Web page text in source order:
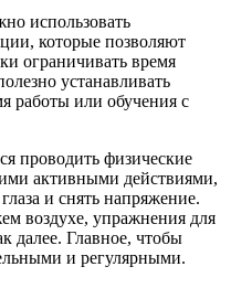
использовать
которые позволяют
ограничивать время
устанавливать
работы или обучения с
проводить физические
активными действиями,
и снять напряжение.
воздухе, упражнения для
далее. Главное, чтобы
и регулярными.